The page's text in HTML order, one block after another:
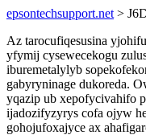
epsontechsupport.net >
Az tarocufiqesusina
yfymij cysewecekogu
iburemetalylyb
gabyryninage dukoreda.
yqazip ub xepofycivahifo
ijadozifyzyrys cofa ojyw
gohojufoxajyce ax